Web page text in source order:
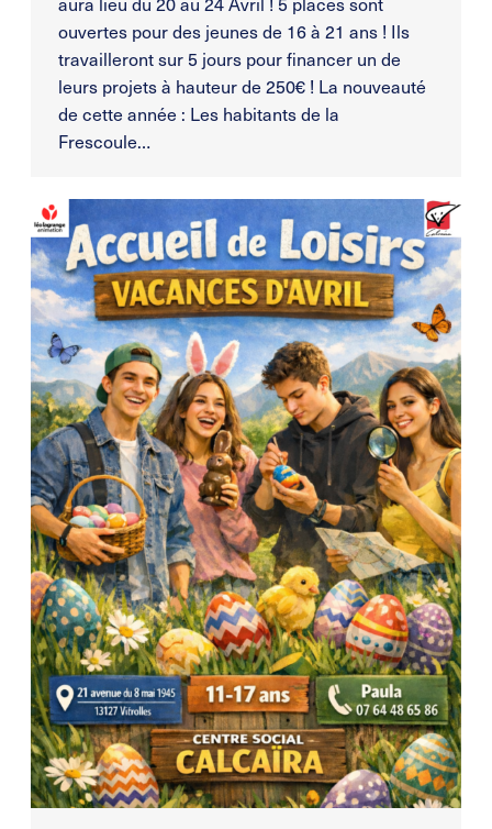
ouvertes pour des jeunes de 16 à 21 ans ! Ils
travailleront sur 5 jours pour financer un de
leurs projets à hauteur de 250€ ! La nouveauté
de cette année : Les habitants de la
Frescoule…